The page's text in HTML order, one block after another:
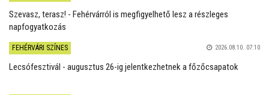
Szevasz, terasz! - Fehérvárról is megfigyelhető lesz a részleges
napfogyatkozás
FEHÉRVÁRI SZÍNES 2026.08.10. 07:10
Lecsófesztivál - augusztus 26-ig jelentkezhetnek a főzőcsapatok